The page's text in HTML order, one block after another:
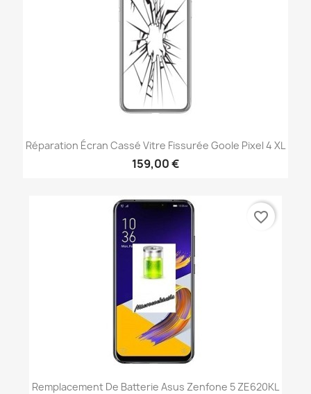
Réparation Écran Cassé Vitre Fissurée Goole Pixel 4 XL
159,00 €
Remplacement De Batterie Asus Zenfone 5 ZE620KL
favorite_border